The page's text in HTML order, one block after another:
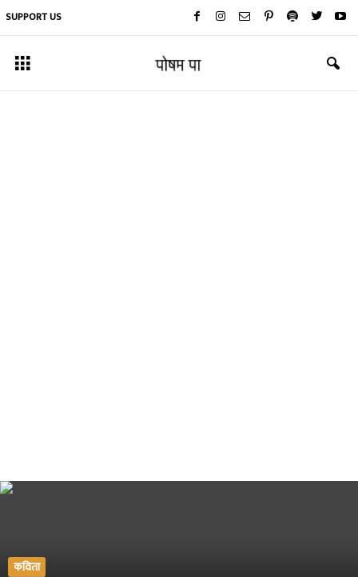
SUPPORT US
कविता